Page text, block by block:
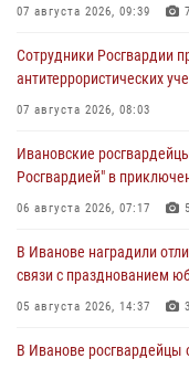
07 августа 2026, 09:39 7
Сотрудники Росгвардии
антитеррористических
07 августа 2026, 08:03
Ивановские
Росгвардией" в
06 августа 2026, 07:17 5
В Иванове наградили
связи с празднованием
05 августа 2026, 14:37 3
В Иванове